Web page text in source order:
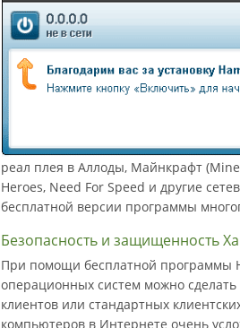
реал плея в Аллоды, Mайнкрафт
Heroes, Need For Speed и другие
бесплатной версии программы
Безопасность и защищенность
При помощи бесплатной программы
операционных систем можно
клиентов или стандартных
компьютеров в Интернете очень